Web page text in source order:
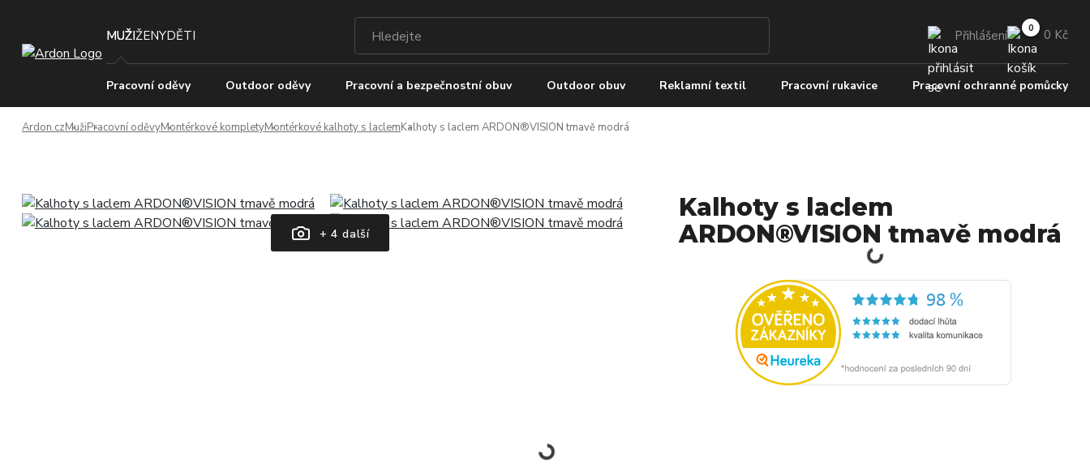
MUŽIŽENYDĚTI Přihlášení 0 Kč
Pracovní oděvy Outdoor oděvy Pracovní a bezpečnostní obuv Outdoor obuv Reklamní textil Pracovní rukavice Pracovní ochranné pomůcky
Ardon.czMužiPracovní oděvyMontérkové kompletyMontérkové kalhoty s laclemKalhoty s laclem ARDON®VISION tmavě modrá
+ 4 další
Kalhoty s laclem
ARDON®VISION tmavě modrá